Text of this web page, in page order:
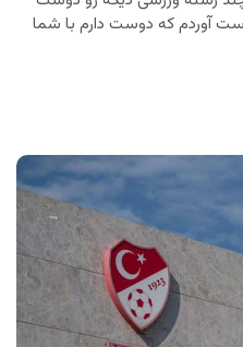
آوردم که دوست دارم با شما